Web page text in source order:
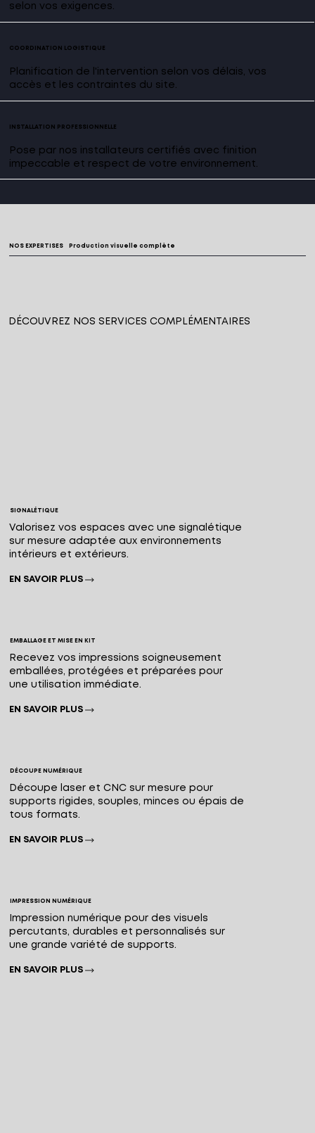
selon vos exigences.
COORDINATION LOGISTIQUE
Planification de l'intervention selon vos délais, vos
accès et les contraintes du site.
INSTALLATION PROFESSIONNELLE
Pose par nos installateurs certifiés avec finition
impeccable et respect de votre environnement.
NOS EXPERTISES Production visuelle complète
DÉCOUVREZ NOS SERVICES COMPLÉMENTAIRES
SIGNALÉTIQUE
Valorisez vos espaces avec une signalétique
sur mesure adaptée aux environnements
intérieurs et extérieurs.
EN SAVOIR PLUS
EMBALLAGE ET MISE EN KIT
Recevez vos impressions soigneusement
emballées, protégées et préparées pour
une utilisation immédiate.
EN SAVOIR PLUS
DÉCOUPE NUMÉRIQUE
Découpe laser et CNC sur mesure pour
supports rigides, souples, minces ou épais de
tous formats.
EN SAVOIR PLUS
IMPRESSION NUMÉRIQUE
Impression numérique pour des visuels
percutants, durables et personnalisés sur
une grande variété de supports.
EN SAVOIR PLUS